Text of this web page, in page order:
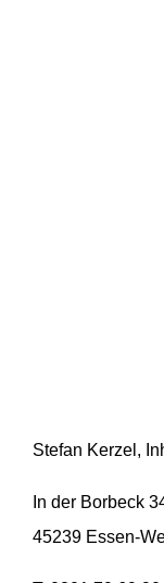
Stefan Kerzel,
In der Borbeck
45239 Essen-